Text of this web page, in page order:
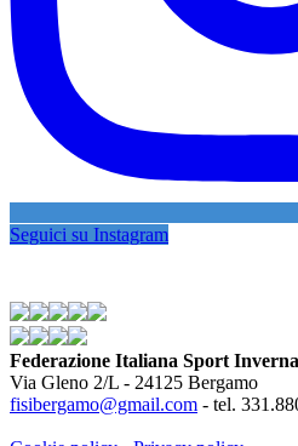
Seguici su Instagram
Federazione Italiana Sport
Via Gleno 2/L - 24125 Bergamo
fisibergamo@gmail.com - tel.